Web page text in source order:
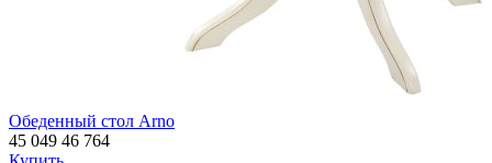
Обеденный стол Arno
45 049 46 764